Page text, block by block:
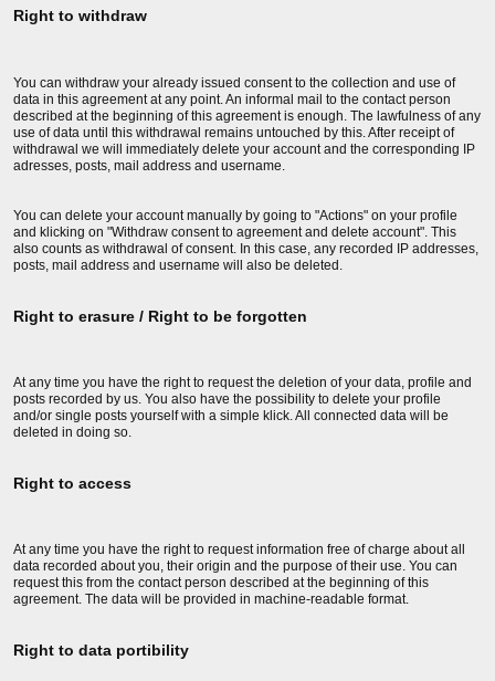
Right to withdraw
You can withdraw your already issued consent to the collection and use of
data in this agreement at any point. An informal mail to the contact person
described at the beginning of this agreement is enough. The lawfulness of any
use of data until this withdrawal remains untouched by this. After receipt of
withdrawal we will immediately delete your account and the corresponding IP
adresses, posts, mail address and username.
You can delete your account manually by going to "Actions" on your profile
and klicking on "Withdraw consent to agreement and delete account". This
also counts as withdrawal of consent. In this case, any recorded IP addresses,
posts, mail address and username will also be deleted.
Right to erasure / Right to be forgotten
At any time you have the right to request the deletion of your data, profile and
posts recorded by us. You also have the possibility to delete your profile
and/or single posts yourself with a simple klick. All connected data will be
deleted in doing so.
Right to access
At any time you have the right to request information free of charge about all
data recorded about you, their origin and the purpose of their use. You can
request this from the contact person described at the beginning of this
agreement. The data will be provided in machine-readable format.
Right to data portibility